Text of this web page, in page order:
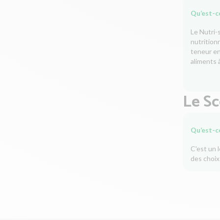
Qu’est-
Le Nutri-
teneur
aliments
Le
Qu’est-
C'est un
des